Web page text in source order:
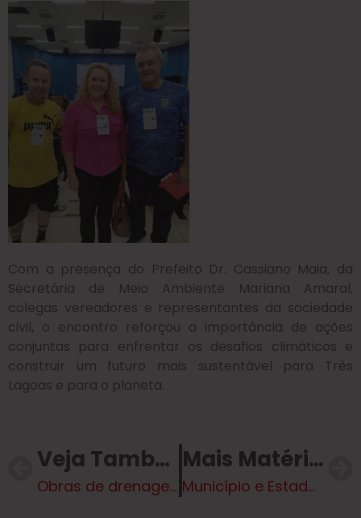
Com a presença do Prefeito Dr. Cassiano Maia, da
Secretária de Meio Ambiente Mariana Amaral,
colegas vereadores e representantes da sociedade
civil, o encontro reforçou a importância de ações
conjuntas para enfrentar os desafios climáticos e
construir um futuro mais sustentável para Três
Lagoas e para o planeta.
Veja Também
Obras de drenagem e pavimentação de diversas ruas do Distrito de Arapuá continuam
Mais Matérias
Município e Estado unem esforços para combater o Aedes Aegypti em Brasilândia